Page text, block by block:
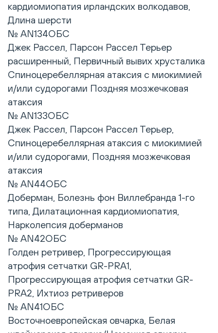
кардиомиопатия ирландских волкодавов,
Длина шерсти
№ AN134ОБС
Джек Рассел, Парсон Рассел Терьер
расширенный, Первичный вывих хрусталика
Спиноцеребеллярная атаксия с миокимией
и/или судорогами Поздняя мозжечковая
атаксия
№ AN133ОБС
Джек Рассел, Парсон Рассел Терьер,
Спиноцеребеллярная атаксия с миокимией
и/или судорогами, Поздняя мозжечковая
атаксия
№ AN44ОБС
Доберман, Болезнь фон Виллебранда 1-го
типа, Дилатационная кардиомиопатия,
Нарколепсия доберманов
№ AN42ОБС
Голден ретривер, Прогрессирующая
атрофия сетчатки GR-PRA1,
Прогрессирующая атрофия сетчатки GR-
PRA2, Ихтиоз ретриверов
№ AN41ОБС
Восточноевропейская овчарка, Белая